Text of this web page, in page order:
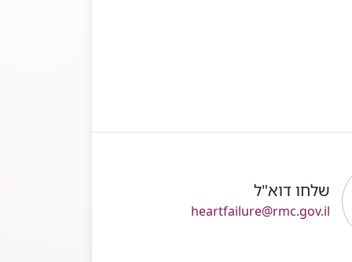
שלחו דוא"ל
heartfailure@rmc.gov.il